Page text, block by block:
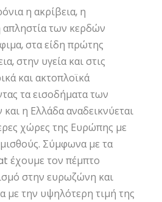
η ακρίβεια, η
απληστία των κερδών
στα είδη πρώτης
στην υγεία και στις
και ακτοπλοϊκά
τα εισοδήματα των
η Ελλάδα αναδεικνύεται
χώρες της Ευρώπης με
Σύμφωνα με τα
έχουμε τον πέμπτο
στην ευρωζώνη και
με την υψηλότερη τιμή της